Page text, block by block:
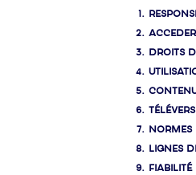
DROITS
NORMES
LIGNES